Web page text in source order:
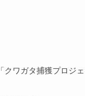
「クワガタ捕獲プロジェ